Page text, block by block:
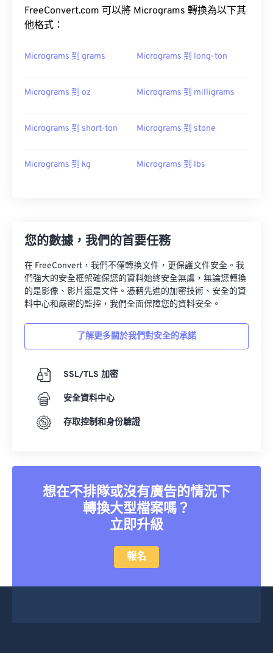
FreeConvert.com 可以將 Micrograms 轉換為以下其
他格式：
Micrograms 到 grams Micrograms 到 long-ton
Micrograms 到 oz Micrograms 到 milligrams
Micrograms 到 short-ton Micrograms 到 stone
Micrograms 到 kg Micrograms 到 lbs
您的數據，我們的首要任務
在 FreeConvert，我們不僅轉換文件，更保護文件安全。我
們強大的安全框架確保您的資料始終安全無虞，無論您轉換
的是影像、影片還是文件。憑藉先進的加密技術、安全的資
料中心和嚴密的監控，我們全面保障您的資料安全。
了解更多關於我們對安全的承諾
SSL/TLS 加密
安全資料中心
存取控制和身份驗證
想在不排隊或沒有廣告的情況下
轉換大型檔案嗎？
立即升級
報名